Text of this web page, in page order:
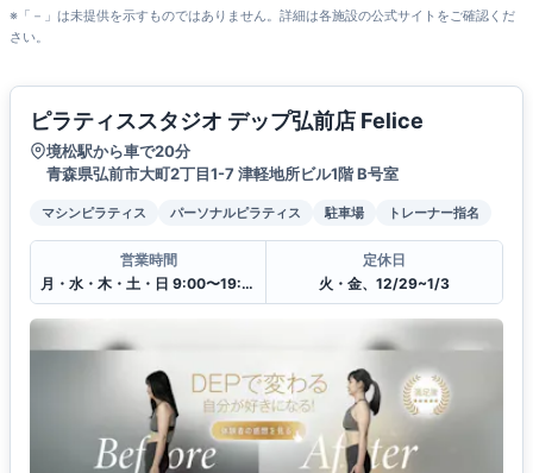
※「－」は未提供を示すものではありません。詳細は各施設の公式サイトをご確認くだ
さい。
ピラティススタジオ デップ弘前店 Felice
境松駅から車で20分
青森県弘前市大町2丁目1-7 津軽地所ビル1階 B号室
マシンピラティス パーソナルピラティス 駐車場 トレーナー指名
営業時間
月・水・木・土・日 9:00〜19:00
定休日
火・金、12/29~1/3